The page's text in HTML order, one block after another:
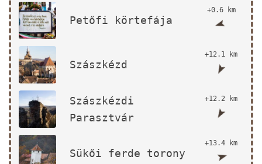
Petőfi körtefája
+0.6 km
Szászkézd
+12.1 km
Szászkézdi
Parasztvár
+12.2 km
Sükői ferde torony
+13.4 km